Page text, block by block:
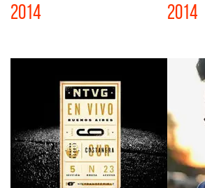
2014 2014